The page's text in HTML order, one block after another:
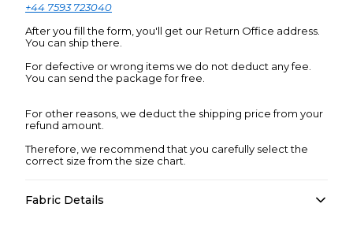
+44 7593 723040
After you fill the form, you'll get our Return Office address.
You can ship there.
For defective or wrong items we do not deduct any fee.
You can send the package for free.
For other reasons, we deduct the shipping price from your
refund amount.
Therefore, we recommend that you carefully select the
correct size from the size chart.
Fabric Details